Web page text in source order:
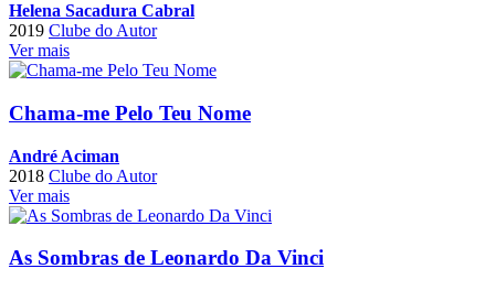
Helena Sacadura Cabral
2019 Clube do Autor
Ver mais
Chama-me Pelo Teu Nome
André Aciman
2018 Clube do Autor
Ver mais
As Sombras de Leonardo Da Vinci